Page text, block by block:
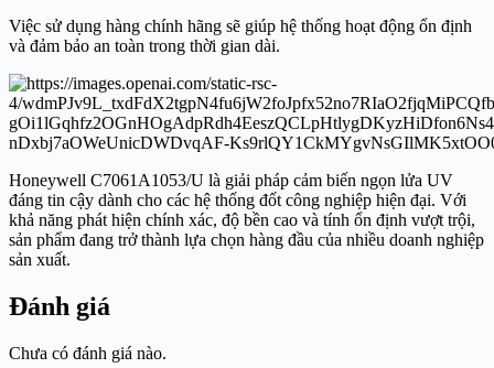
Việc sử dụng hàng chính hãng sẽ giúp hệ thống hoạt động ổn định
và đảm bảo an toàn trong thời gian dài.
Honeywell C7061A1053/U là giải pháp cảm biến ngọn lửa UV
đáng tin cậy dành cho các hệ thống đốt công nghiệp hiện đại. Với
khả năng phát hiện chính xác, độ bền cao và tính ổn định vượt trội,
sản phẩm đang trở thành lựa chọn hàng đầu của nhiều doanh nghiệp
sản xuất.
Đánh giá
Chưa có đánh giá nào.